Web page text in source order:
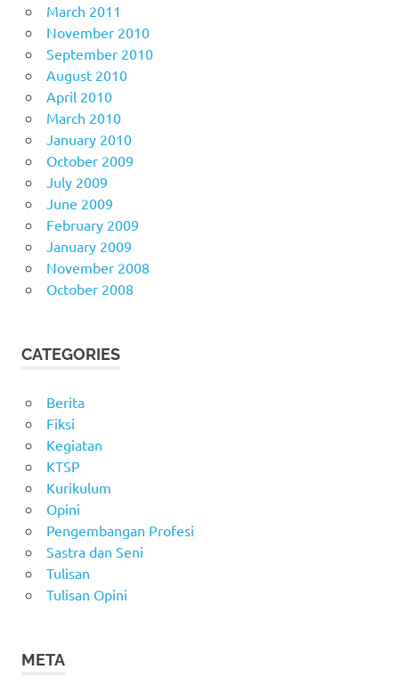
March 2011
November 2010
September 2010
August 2010
April 2010
March 2010
January 2010
October 2009
July 2009
June 2009
February 2009
January 2009
November 2008
October 2008
CATEGORIES
Berita
Fiksi
Kegiatan
KTSP
Kurikulum
Opini
Pengembangan Profesi
Sastra dan Seni
Tulisan
Tulisan Opini
META